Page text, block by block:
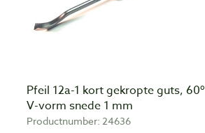
Pfeil 12a-1 kort gekropte guts, 60º
V-vorm snede 1 mm
Productnumber: 24636